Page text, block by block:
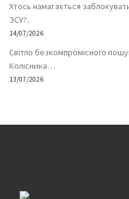
Хтось намагається
ЗСУ?..
14/07/2026
Світло безкомпромісного
Колісника…
13/07/2026